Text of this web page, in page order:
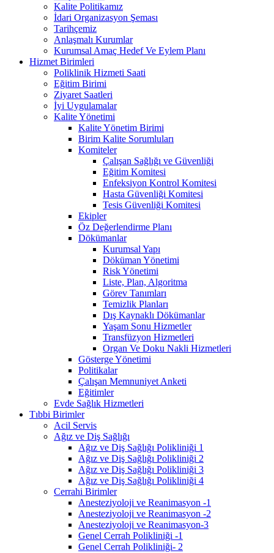
Kalite Politikamız
İdari Organizasyon Şeması
Tarihçemiz
Anlaşmalı Kurumlar
Kurumsal Amaç Hedef Ve Eylem Planı
Hizmet Birimleri
Poliklinik Hizmeti Saati
Eğitim Birimi
Ziyaret Saatleri
İyi Uygulamalar
Kalite Yönetimi
Kalite Yönetim Birimi
Birim Kalite Sorumluları
Komiteler
Çalışan Sağlığı ve Güvenliği
Eğitim Komitesi
Enfeksiyon Kontrol Komitesi
Hasta Güvenliği Komitesi
Tesis Güvenliği Komitesi
Ekipler
Öz Değerlendirme Planı
Dökümanlar
Kurumsal Yapı
Döküman Yönetimi
Risk Yönetimi
Liste, Plan, Algoritma
Görev Tanımları
Temizlik Planları
Dış Kaynaklı Dökümanlar
Yaşam Sonu Hizmetler
Transfüzyon Hizmetleri
Organ Ve Doku Nakli Hizmetleri
Gösterge Yönetimi
Politikalar
Çalışan Memnuniyet Anketi
Eğitimler
Evde Sağlık Hizmetleri
Tıbbi Birimler
Acil Servis
Ağız ve Diş Sağlığı
Ağız ve Diş Sağlığı Polikliniği 1
Ağız ve Diş Sağlığı Polikliniği 2
Ağız ve Diş Sağlığı Polikliniği 3
Ağız ve Diş Sağlığı Polikliniği 4
Cerrahi Birimler
Anesteziyoloji ve Reanimasyon -1
Anesteziyoloji ve Reanimasyon -2
Anesteziyoloji ve Reanimasyon-3
Genel Cerrah Polikliniği -1
Genel Cerrah Polikliniği- 2